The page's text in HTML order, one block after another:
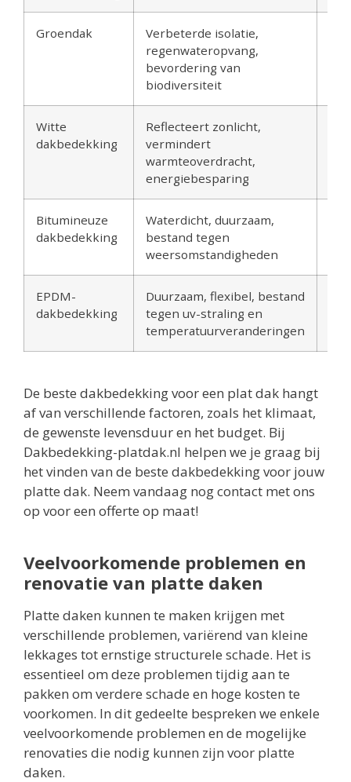
Groendak
Verbeterde isolatie,
regenwateropvang,
bevordering van
biodiversiteit
Witte
dakbedekking
Reflecteert zonlicht,
vermindert
warmteoverdracht,
energiebesparing
Bitumineuze
dakbedekking
Waterdicht, duurzaam,
bestand tegen
weersomstandigheden
EPDM-
dakbedekking
Duurzaam, flexibel, bestand
tegen uv-straling en
temperatuurveranderingen
De beste dakbedekking voor een plat dak hangt
af van verschillende factoren, zoals het klimaat,
de gewenste levensduur en het budget. Bij
Dakbedekking-platdak.nl helpen we je graag bij
het vinden van de beste dakbedekking voor jouw
platte dak. Neem vandaag nog contact met ons
op voor een offerte op maat!
Veelvoorkomende problemen en
renovatie van platte daken
Platte daken kunnen te maken krijgen met
verschillende problemen, variërend van kleine
lekkages tot ernstige structurele schade. Het is
essentieel om deze problemen tijdig aan te
pakken om verdere schade en hoge kosten te
voorkomen. In dit gedeelte bespreken we enkele
veelvoorkomende problemen en de mogelijke
renovaties die nodig kunnen zijn voor platte
daken.